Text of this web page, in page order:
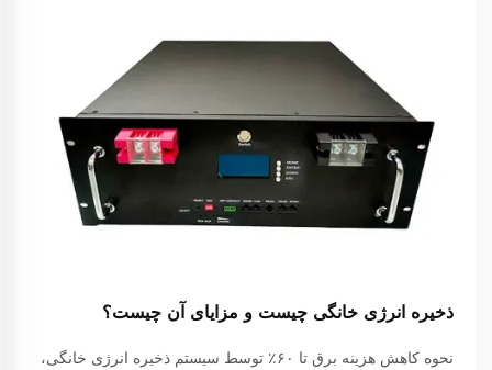
ذخیره انرژی خانگی چیست و مزایای آن چیست؟
نحوه کاهش هزینه برق تا ۶۰٪ توسط سیستم ذخیره انرژی خانگی،